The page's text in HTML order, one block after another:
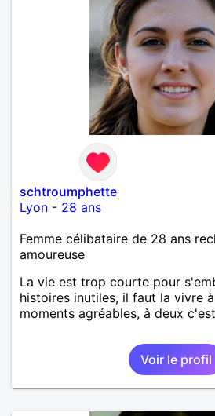
schtroumphette
Lyon - 28 ans
Femme célibataire de 28 ans
amoureuse
La vie est trop courte pour
histoires inutiles, il faut la vivre
moments agréables, à deux
Voir le profil